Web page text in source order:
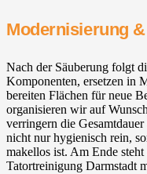
Modernisierung
Nach der Säuberung folgt
Komponenten, ersetzen in
bereiten Flächen für neue
organisieren wir auf
verringern die
nicht nur hygienisch rein,
makellos ist. Am Ende
Tatortreinigung Darmstadt